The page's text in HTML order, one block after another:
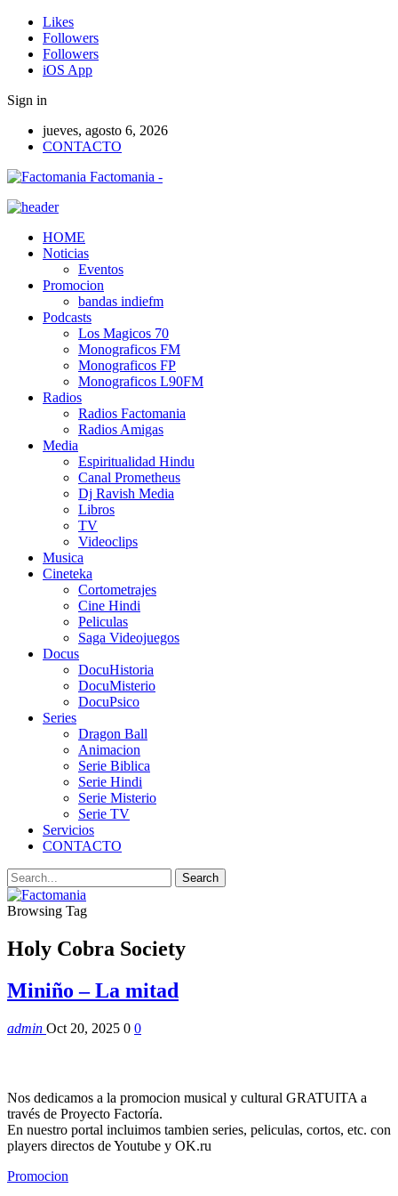
Likes
Followers
Followers
iOS App
Sign in
jueves, agosto 6, 2026
CONTACTO
Factomania -
HOME
Noticias
Eventos
Promocion
bandas indiefm
Podcasts
Los Magicos 70
Monograficos FM
Monograficos FP
Monograficos L90FM
Radios
Radios Factomania
Radios Amigas
Media
Espiritualidad Hindu
Canal Prometheus
Dj Ravish Media
Libros
TV
Videoclips
Musica
Cineteka
Cortometrajes
Cine Hindi
Peliculas
Saga Videojuegos
Docus
DocuHistoria
DocuMisterio
DocuPsico
Series
Dragon Ball
Animacion
Serie Biblica
Serie Hindi
Serie Misterio
Serie TV
Servicios
CONTACTO
Browsing Tag
Holy Cobra Society
Miniño – La mitad
admin Oct 20, 2025 0 0
Nos dedicamos a la promocion musical y cultural GRATUITA a
través de Proyecto Factoría.
En nuestro portal incluimos tambien series, peliculas, cortos, etc. con
players directos de Youtube y OK.ru
Promocion